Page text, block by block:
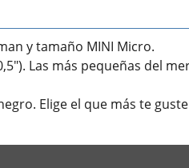
y tamaño MINI Micro.
Las más pequeñas del
Elige el que más te